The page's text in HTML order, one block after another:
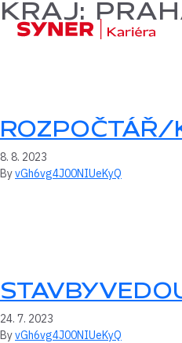
Přeskočit na obsah
KRAJ:
8. 8. 2023
ByvGh6vg4J00NIUeKyQ
24. 7. 2023
ByvGh6vg4J00NIUeKyQ